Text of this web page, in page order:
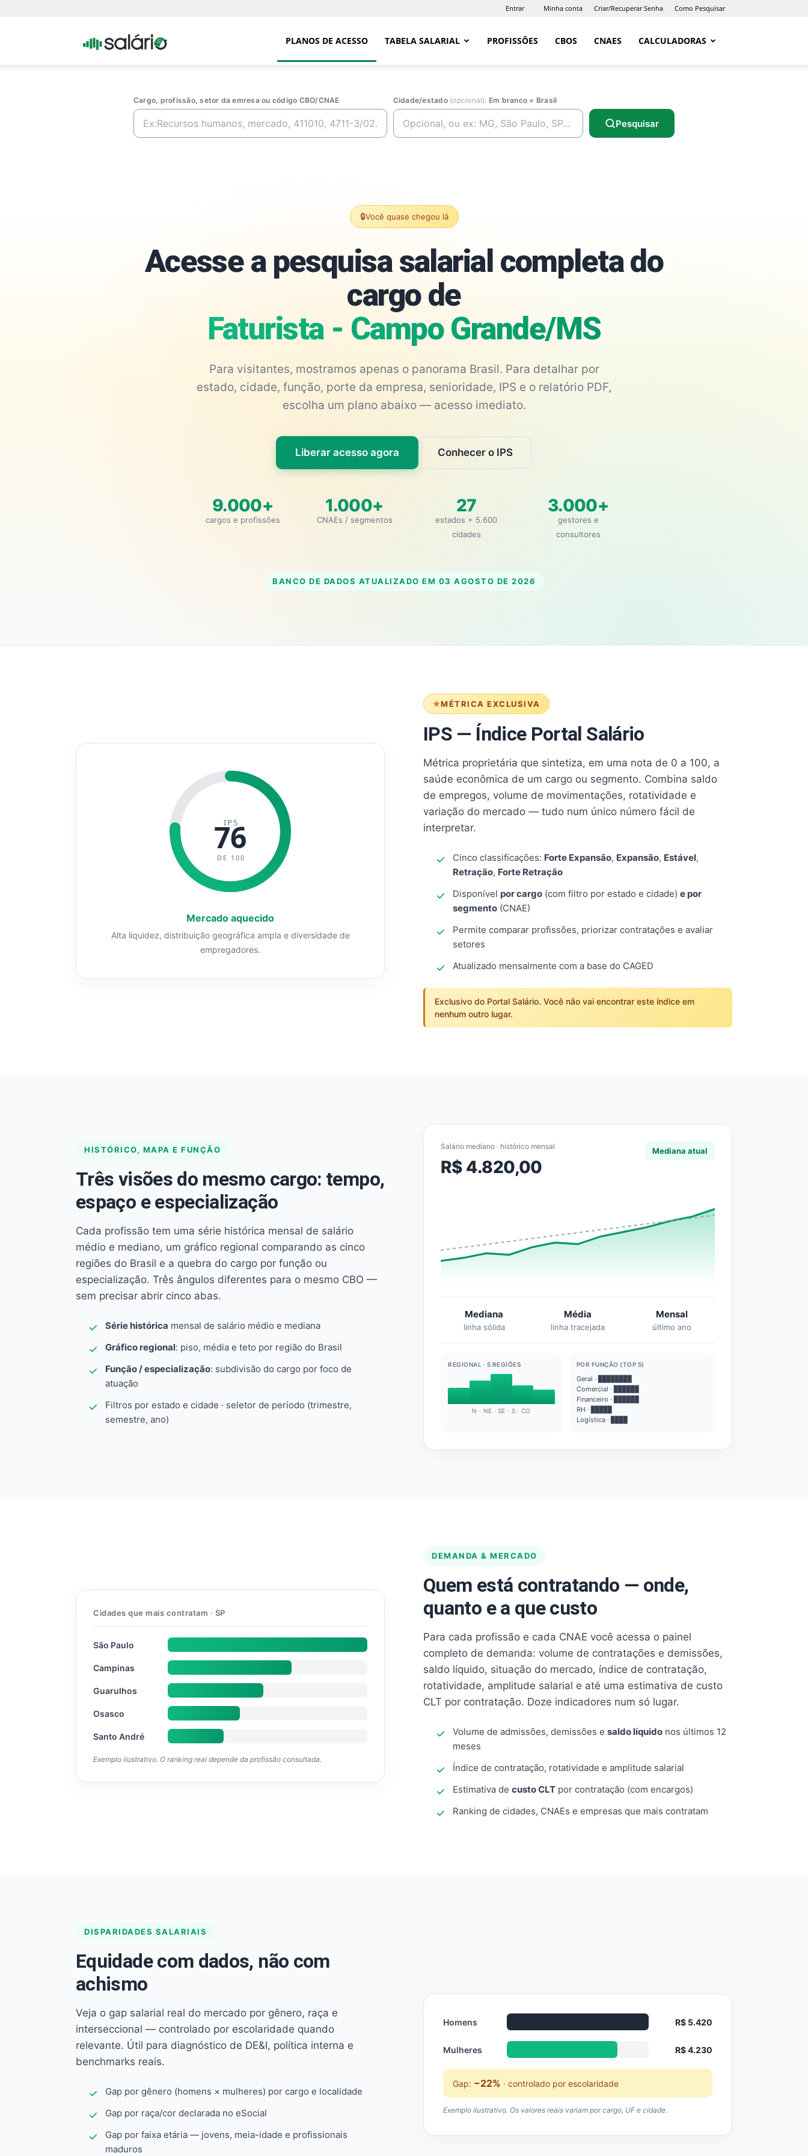
Entrar Minha conta Criar/Recuperar Senha Como Pesquisar
Portal PLANOS DE ACESSO TABELA SALARIAL PROFISSÕES CBOS CNAES CALCULADORAS
Cargo, profissão, setor da emresa ou código CBO/CNAE Cidade/estado (opcional). Em branco = Brasil
Pesquisar
🔒Você quase chegou lá
Acesse a pesquisa salarial completa do
cargo de
Faturista - Campo Grande/MS
Para visitantes, mostramos apenas o panorama Brasil. Para detalhar por
estado, cidade, função, porte da empresa, senioridade, IPS e o relatório PDF,
escolha um plano abaixo — acesso imediato.
Liberar acesso agora Conhecer o IPS
9.000+
cargos e profissões
1.000+
CNAEs / segmentos
27
estados + 5.600
cidades
3.000+
gestores e
consultores
BANCO DE DADOS ATUALIZADO EM 03 AGOSTO DE 2026
MÉTRICA EXCLUSIVA
IPS — Índice Portal Salário
Métrica proprietária que sintetiza, em uma nota de 0 a 100, a
saúde econômica de um cargo ou segmento. Combina saldo
de empregos, volume de movimentações, rotatividade e
variação do mercado — tudo num único número fácil de
interpretar.
Cinco classificações: Forte Expansão, Expansão, Estável,
Retração, Forte Retração
Disponível por cargo (com filtro por estado e cidade) e por
segmento (CNAE)
Permite comparar profissões, priorizar contratações e avaliar
setores
Atualizado mensalmente com a base do CAGED
Exclusivo do Portal Salário. Você não vai encontrar este índice em
nenhum outro lugar.
IPS
76
DE 100
Mercado aquecido
Alta liquidez, distribuição geográfica ampla e diversidade de
empregadores.
HISTÓRICO, MAPA E FUNÇÃO
Três visões do mesmo cargo: tempo,
espaço e especialização
Cada profissão tem uma série histórica mensal de salário
médio e mediano, um gráfico regional comparando as cinco
regiões do Brasil e a quebra do cargo por função ou
especialização. Três ângulos diferentes para o mesmo CBO —
sem precisar abrir cinco abas.
Série histórica mensal de salário médio e mediana
Gráfico regional: piso, média e teto por região do Brasil
Função / especialização: subdivisão do cargo por foco de
atuação
Filtros por estado e cidade · seletor de período (trimestre,
semestre, ano)
Salário mediano · histórico mensal
R$ 4.820,00
Mediana atual
Mediana
linha sólida
Média
linha tracejada
Mensal
último ano
REGIONAL · 5 REGIÕES
N · NE · SE · S · CO
POR FUNÇÃO (TOP 5)
Geral · ████████
Comercial · ██████
Financeiro · ██████
RH · █████
Logística · ████
DEMANDA & MERCADO
Quem está contratando — onde,
quanto e a que custo
Para cada profissão e cada CNAE você acessa o painel
completo de demanda: volume de contratações e demissões,
saldo líquido, situação do mercado, índice de contratação,
rotatividade, amplitude salarial e até uma estimativa de custo
CLT por contratação. Doze indicadores num só lugar.
Volume de admissões, demissões e saldo líquido nos últimos 12
meses
Índice de contratação, rotatividade e amplitude salarial
Estimativa de custo CLT por contratação (com encargos)
Ranking de cidades, CNAEs e empresas que mais contratam
Cidades que mais contratam · SP
São Paulo
Campinas
Guarulhos
Osasco
Santo André
Exemplo ilustrativo. O ranking real depende da profissão consultada.
DISPARIDADES SALARIAIS
Equidade com dados, não com
achismo
Veja o gap salarial real do mercado por gênero, raça e
interseccional — controlado por escolaridade quando
relevante. Útil para diagnóstico de DE&I, política interna e
benchmarks reais.
Gap por gênero (homens × mulheres) por cargo e localidade
Gap por raça/cor declarada no eSocial
Gap por faixa etária — jovens, meia-idade e profissionais
maduros
Homens R$ 5.420
Mulheres R$ 4.230
Gap: −22% · controlado por escolaridade
Exemplo ilustrativo. Os valores reais variam por cargo, UF e cidade.